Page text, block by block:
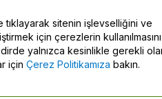
Ulaşın
sitenin işlevselliğini ve
için çerezlerin kullanılmasını
yalnızca kesinlikle gerekli
için Çerez Politikamıza bakın.